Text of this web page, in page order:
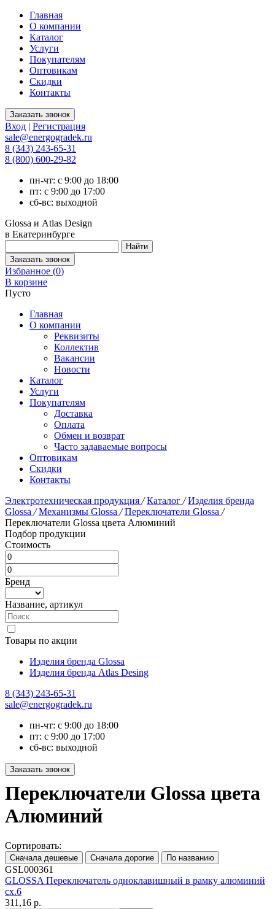
Главная
О компании
Каталог
Услуги
Покупателям
Оптовикам
Скидки
Контакты
Вход | Регистрация
sale@energogradek.ru
8 (343) 243-65-31
8 (800) 600-29-82
пн-чт: с 9:00 до 18:00
пт: с 9:00 до 17:00
сб-вс: выходной
Glossa и Atlas Design
в Екатеринбурге
Избранное (0)
В корзине
Пусто
Главная
О компании
Реквизиты
Коллектив
Вакансии
Новости
Каталог
Услуги
Покупателям
Доставка
Оплата
Обмен и возврат
Часто задаваемые вопросы
Оптовикам
Скидки
Контакты
Электротехническая продукция / Каталог / Изделия бренда
Glossa / Механизмы Glossa / Переключатели Glossa /
Переключатели Glossa цвета Алюминий
Подбор продукции
Стоимость
Бренд
Название, артикул
Товары по акции
Изделия бренда Glossa
Изделия бренда Atlas Desing
8 (343) 243-65-31
sale@energogradek.ru
пн-чт: с 9:00 до 18:00
пт: с 9:00 до 17:00
сб-вс: выходной
Переключатели Glossa цвета
Алюминий
Сортировать:
GSL000361
GLOSSA Переключатель одноклавишный в рамку алюминий
сх.6
311,16 р.